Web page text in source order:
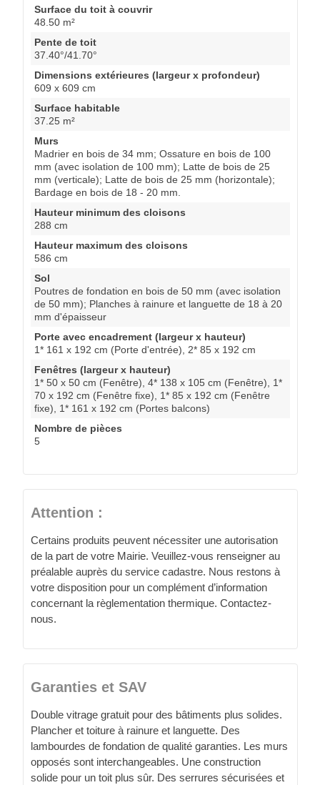
Surface du toit à couvrir
48.50 m²
Pente de toit
37.40°/41.70°
Dimensions extérieures (largeur x profondeur)
609 x 609 cm
Surface habitable
37.25 m²
Murs
Madrier en bois de 34 mm; Ossature en bois de 100
mm (avec isolation de 100 mm); Latte de bois de 25
mm (verticale); Latte de bois de 25 mm (horizontale);
Bardage en bois de 18 - 20 mm.
Hauteur minimum des cloisons
288 cm
Hauteur maximum des cloisons
586 cm
Sol
Poutres de fondation en bois de 50 mm (avec isolation
de 50 mm); Planches à rainure et languette de 18 à 20
mm d'épaisseur
Porte avec encadrement (largeur x hauteur)
1* 161 x 192 cm (Porte d'entrée), 2* 85 x 192 cm
Fenêtres (largeur x hauteur)
1* 50 x 50 cm (Fenêtre), 4* 138 x 105 cm (Fenêtre), 1*
70 x 192 cm (Fenêtre fixe), 1* 85 x 192 cm (Fenêtre
fixe), 1* 161 x 192 cm (Portes balcons)
Nombre de pièces
5
Attention :
Certains produits peuvent nécessiter une autorisation
de la part de votre Mairie. Veuillez-vous renseigner au
préalable auprès du service cadastre. Nous restons à
votre disposition pour un complément d’information
concernant la règlementation thermique. Contactez-
nous.
Garanties et SAV
Double vitrage gratuit pour des bâtiments plus solides.
Plancher et toiture à rainure et languette. Des
lambourdes de fondation de qualité garanties. Les murs
opposés sont interchangeables. Une construction
solide pour un toit plus sûr. Des serrures sécurisées et